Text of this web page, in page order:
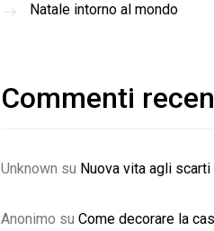
Natale intorno al mondo
Commenti
Unknown su Nuova vita agli scarti
Anonimo su Come decorare la